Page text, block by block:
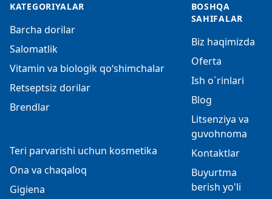
KATEGORIYALAR
Barcha dorilar
Salomatlik
Vitamin va biologik qo‘shimchalar
Retseptsiz dorilar
Brendlar
Teri parvarishi uchun kosmetika
Ona va chaqaloq
Gigiena
BOSHQA
SAHIFALAR
Biz haqimizda
Oferta
Ish o`rinlari
Blog
Litsenziya va
guvohnoma
Kontaktlar
Buyurtma
berish yo'li